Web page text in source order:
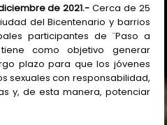
de 2021.- Cerca de 25
del Bicentenario y barrios
participantes de ¨Paso a
como objetivo generar
plazo para que los jóvenes
sexuales con responsabilidad,
y, de esta manera, potenciar